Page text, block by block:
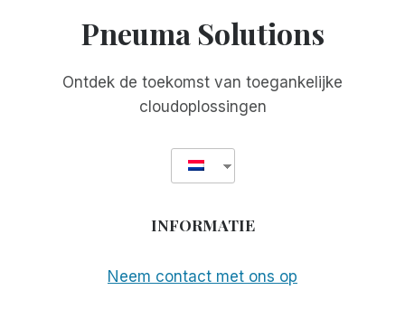
ERVARING
PIT
BOSS
Pneuma Solutions
Ontdek de toekomst van toegankelijke
cloudoplossingen
INFORMATIE
Neem contact met ons op